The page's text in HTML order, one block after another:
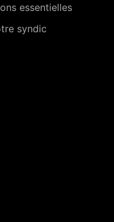
essentielles
syndic